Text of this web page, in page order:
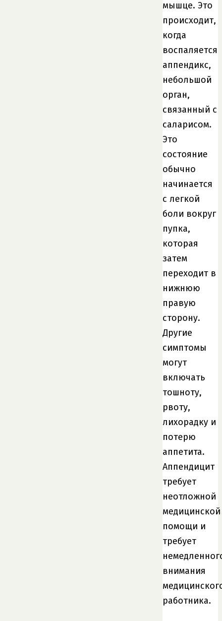
мышце. Это
происходит,
когда
воспаляется
аппендикс,
небольшой
орган,
связанный с
саларисом.
Это
состояние
обычно
начинается
с легкой
боли вокруг
пупка,
которая
затем
переходит в
нижнюю
правую
сторону.
Другие
симптомы
могут
включать
тошноту,
рвоту,
лихорадку и
потерю
аппетита.
Аппендицит
требует
неотложной
медицинской
помощи и
требует
внимания
работника.